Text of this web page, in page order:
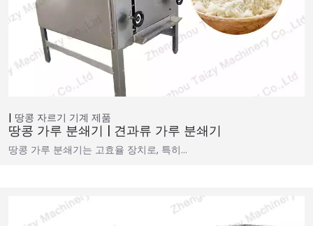
땅콩 자르기 기계 제품
땅콩 가루 분쇄기 | 견과류 가루 분쇄기
땅콩 가루 분쇄기는 고효율 장치로, 특히…